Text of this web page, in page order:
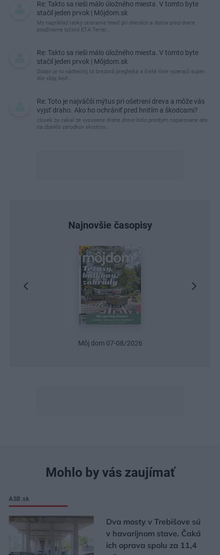
Re: Takto sa rieši málo úložného miesta. V tomto byte
stačil jeden prvok | Môjdom.sk
My napríklad labky utierame hneď pri dverách a doma pred dvere
používame tyčový ETA Terier…
Re: Takto sa rieši málo úložného miesta. V tomto byte
stačil jeden prvok | Môjdom.sk
Dizajn je to nádherný, tá brezová preglejka a čisté línie vyzerajú super.
Ale vždy, keď…
Re: Toto je najväčší mýtus pri ošetrení dreva a môže vás
vyjsť draho. Ako ho ochrániť pred hnitím a škodcami?
clovek by cakal ze vysusene drahe drevo bolo predtym naparovane aby
sa zbavilo zarodkov skodcov...
Najnovšie časopisy
Môj dom 07-08/2026
Mohlo by vás zaujímať
ASB.sk
Dva mosty v Trebišove sú
v havarijnom stave. Čaká
ich oprava spolu za 11,4